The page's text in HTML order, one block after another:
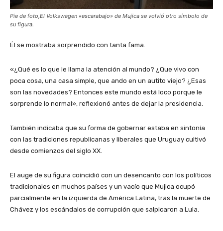
Pie de foto,El Volkswagen «escarabajo» de Mujica se volvió otro símbolo de
su figura.
Él se mostraba sorprendido con tanta fama.
«¿Qué es lo que le llama la atención al mundo? ¿Que vivo con
poca cosa, una casa simple, que ando en un autito viejo? ¿Esas
son las novedades? Entonces este mundo está loco porque le
sorprende lo normal», reflexionó antes de dejar la presidencia.
También indicaba que su forma de gobernar estaba en sintonía
con las tradiciones republicanas y liberales que Uruguay cultivó
desde comienzos del siglo XX.
El auge de su figura coincidió con un desencanto con los políticos
tradicionales en muchos países y un vacío que Mujica ocupó
parcialmente en la izquierda de América Latina, tras la muerte de
Chávez y los escándalos de corrupción que salpicaron a Lula.